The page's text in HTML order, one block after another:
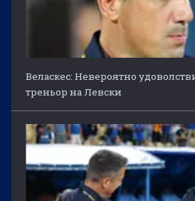
Веласкес: Невероятно
треньор на Левски